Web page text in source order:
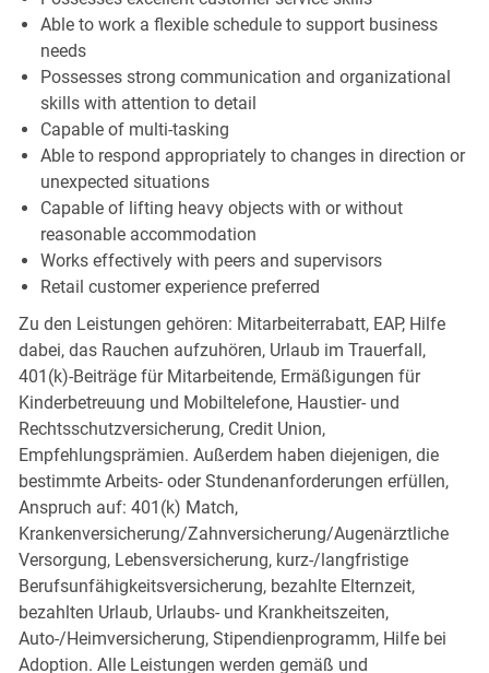
Able to work a flexible schedule to support business
needs
Possesses strong communication and organizational
skills with attention to detail
Capable of multi-tasking
Able to respond appropriately to changes in direction or
unexpected situations
Capable of lifting heavy objects with or without
reasonable accommodation
Works effectively with peers and supervisors
Retail customer experience preferred
Zu den Leistungen gehören: Mitarbeiterrabatt, EAP, Hilfe
dabei, das Rauchen aufzuhören, Urlaub im Trauerfall,
401(k)-Beiträge für Mitarbeitende, Ermäßigungen für
Kinderbetreuung und Mobiltelefone, Haustier- und
Rechtsschutzversicherung, Credit Union,
Empfehlungsprämien. Außerdem haben diejenigen, die
bestimmte Arbeits- oder Stundenanforderungen erfüllen,
Anspruch auf: 401(k) Match,
Krankenversicherung/Zahnversicherung/Augenärztliche
Versorgung, Lebensversicherung, kurz-/langfristige
Berufsunfähigkeitsversicherung, bezahlte Elternzeit,
bezahlten Urlaub, Urlaubs- und Krankheitszeiten,
Auto-/Heimversicherung, Stipendienprogramm, Hilfe bei
Adoption. Alle Leistungen werden gemäß und